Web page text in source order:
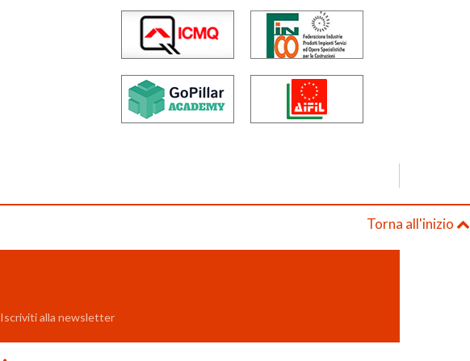
Torna all'inizio
Iscriviti alla newsletter